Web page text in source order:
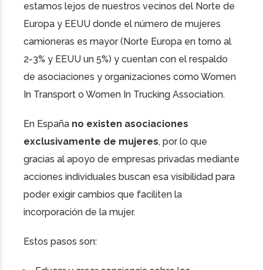
estamos lejos de nuestros vecinos del Norte de
Europa y EEUU donde el número de mujeres
camioneras es mayor (Norte Europa en torno al
2-3% y EEUU un 5%) y cuentan con el respaldo
de asociaciones y organizaciones como Women
In Transport o Women In Trucking Association.
En España no existen asociaciones
exclusivamente de mujeres, por lo que
gracias al apoyo de empresas privadas mediante
acciones individuales buscan esa visibilidad para
poder exigir cambios que faciliten la
incorporación de la mujer.
Estos pasos son: